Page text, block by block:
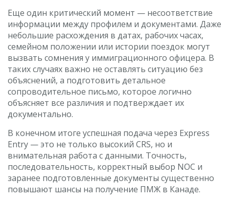
Еще один критический момент — несоответствие
информации между профилем и документами. Даже
небольшие расхождения в датах, рабочих часах,
семейном положении или истории поездок могут
вызвать сомнения у иммиграционного офицера. В
таких случаях важно не оставлять ситуацию без
объяснений, а подготовить детальное
сопроводительное письмо, которое логично
объясняет все различия и подтверждает их
документально.
В конечном итоге успешная подача через Express
Entry — это не только высокий CRS, но и
внимательная работа с данными. Точность,
последовательность, корректный выбор NOC и
заранее подготовленные документы существенно
повышают шансы на получение ПМЖ в Канаде.